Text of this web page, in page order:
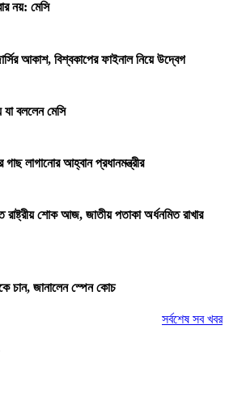
নয়: মেসি
আকাশ, বিশ্বকাপের ফাইনাল নিয়ে উদ্বেগ
যা বললেন মেসি
গাছ লাগানোর আহ্বান প্রধানমন্ত্রীর
রাষ্ট্রীয় শোক আজ, জাতীয় পতাকা অর্ধনমিত রাখার
চান, জানালেন স্পেন কোচ
সর্বশেষ সব খবর